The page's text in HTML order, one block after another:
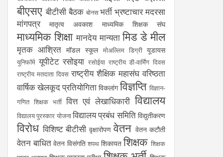
बीएसए बीटीसी बैठक बोनस भर्ती भ्रष्टाचार मदरसा
मांगपत्र
मातृत्व अवकाश माध्यमिक शिक्षक संघ
माध्यमिक शिक्षा मानदेय मान्यता मिड डे मील
मृतक आश्रित मॉडल स्कूल मोअल्लिम डिग्री यूडायस
यूनिफॉर्म यूपीटेट रसोइया रसोईया राष्ट्रीय डी-वार्मिंग दिवस
राष्ट्रीय मतदाता दिवस राष्ट्रीय शैक्षिक महासंघ वरिष्ठता
वार्षिक खेलकूद प्रतियोगिता विकलांग विज्ञप्ति विज्ञान-
गणित शिक्षक भर्ती वित्त एवं लेखाधिकारी विद्यालय
विद्यालय पुरस्कार योजनाविद्यालय प्रबंध समिति विद्युतीकरण
विरोध विशिष्ट बीटीसी वृक्षारोपण वेतन वेतन कटौती
वेतन बाधित वेतन विसंगति शपथ शिकायत शिक्षक शिक्षक